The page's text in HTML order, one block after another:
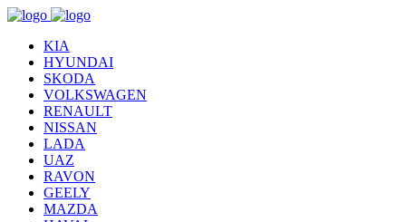
KIA
HYUNDAI
SKODA
VOLKSWAGEN
RENAULT
NISSAN
LADA
UAZ
RAVON
GEELY
MAZDA